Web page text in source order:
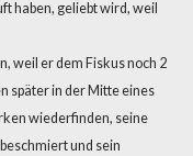
haben, geliebt wird, weil
weil er dem Fiskus noch 2
später in der Mitte eines
wiederfinden, seine
und sein